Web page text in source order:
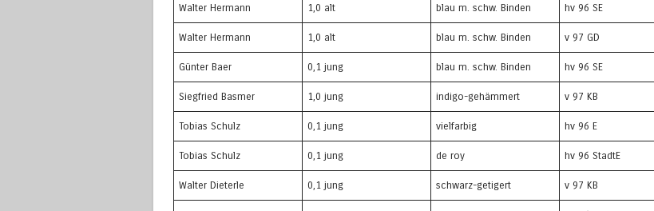
Walter Hermann 1,0 alt blau m. schw. Binden hv 96 SE
Walter Hermann 1,0 alt blau m. schw. Binden v 97 GD
Günter Baer 0,1 jung blau m. schw. Binden hv 96 SE
Siegfried Basmer 1,0 jung indigo-gehämmert v 97 KB
Tobias Schulz 0,1 jung vielfarbig hv 96 E
Tobias Schulz 0,1 jung de roy hv 96 StadtE
Walter Dieterle 0,1 jung schwarz-getigert v 97 KB